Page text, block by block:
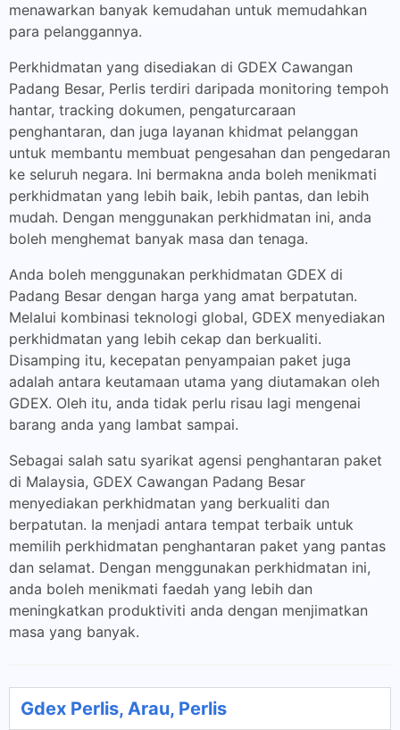
menawarkan banyak kemudahan untuk memudahkan
para pelanggannya.
Perkhidmatan yang disediakan di GDEX Cawangan
Padang Besar, Perlis terdiri daripada monitoring tempoh
hantar, tracking dokumen, pengaturcaraan
penghantaran, dan juga layanan khidmat pelanggan
untuk membantu membuat pengesahan dan pengedaran
ke seluruh negara. Ini bermakna anda boleh menikmati
perkhidmatan yang lebih baik, lebih pantas, dan lebih
mudah. Dengan menggunakan perkhidmatan ini, anda
boleh menghemat banyak masa dan tenaga.
Anda boleh menggunakan perkhidmatan GDEX di
Padang Besar dengan harga yang amat berpatutan.
Melalui kombinasi teknologi global, GDEX menyediakan
perkhidmatan yang lebih cekap dan berkualiti.
Disamping itu, kecepatan penyampaian paket juga
adalah antara keutamaan utama yang diutamakan oleh
GDEX. Oleh itu, anda tidak perlu risau lagi mengenai
barang anda yang lambat sampai.
Sebagai salah satu syarikat agensi penghantaran paket
di Malaysia, GDEX Cawangan Padang Besar
menyediakan perkhidmatan yang berkualiti dan
berpatutan. Ia menjadi antara tempat terbaik untuk
memilih perkhidmatan penghantaran paket yang pantas
dan selamat. Dengan menggunakan perkhidmatan ini,
anda boleh menikmati faedah yang lebih dan
meningkatkan produktiviti anda dengan menjimatkan
masa yang banyak.
Gdex Perlis, Arau, Perlis